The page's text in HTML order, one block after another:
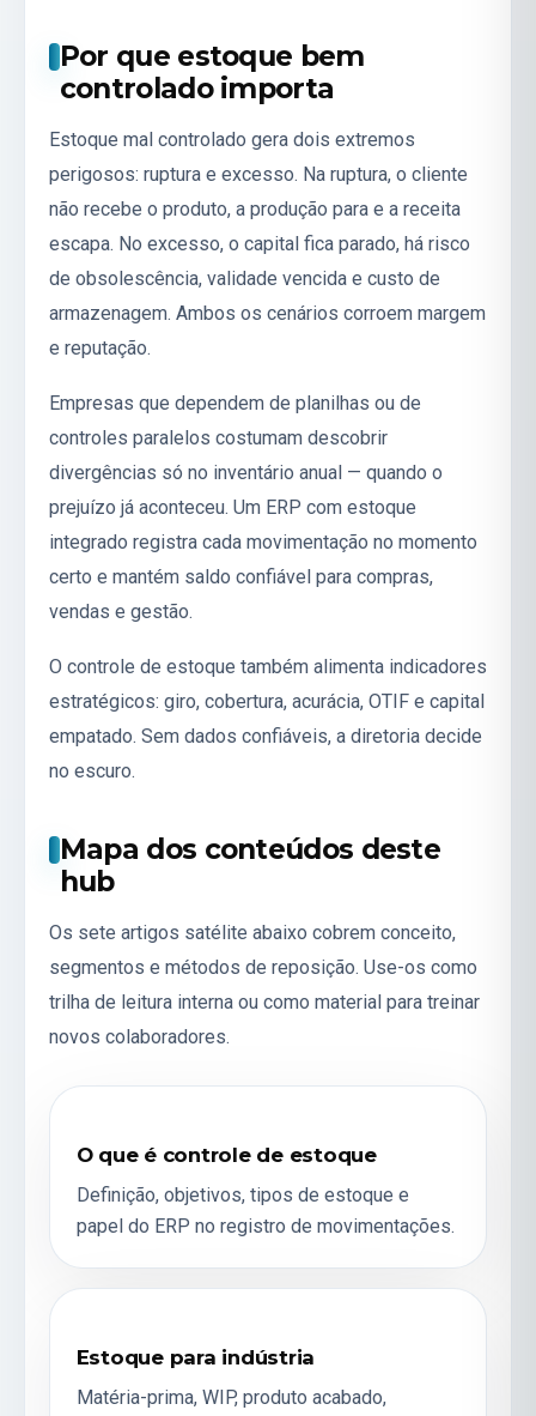
Por que estoque bem
controlado importa
Estoque mal controlado gera dois extremos
perigosos: ruptura e excesso. Na ruptura, o cliente
não recebe o produto, a produção para e a receita
escapa. No excesso, o capital fica parado, há risco
de obsolescência, validade vencida e custo de
armazenagem. Ambos os cenários corroem margem
e reputação.
Empresas que dependem de planilhas ou de
controles paralelos costumam descobrir
divergências só no inventário anual — quando o
prejuízo já aconteceu. Um ERP com estoque
integrado registra cada movimentação no momento
certo e mantém saldo confiável para compras,
vendas e gestão.
O controle de estoque também alimenta indicadores
estratégicos: giro, cobertura, acurácia, OTIF e capital
empatado. Sem dados confiáveis, a diretoria decide
no escuro.
Mapa dos conteúdos deste
hub
Os sete artigos satélite abaixo cobrem conceito,
segmentos e métodos de reposição. Use-os como
trilha de leitura interna ou como material para treinar
novos colaboradores.
O que é controle de estoque
Definição, objetivos, tipos de estoque e
papel do ERP no registro de movimentações.
Estoque para indústria
Matéria-prima, WIP, produto acabado,